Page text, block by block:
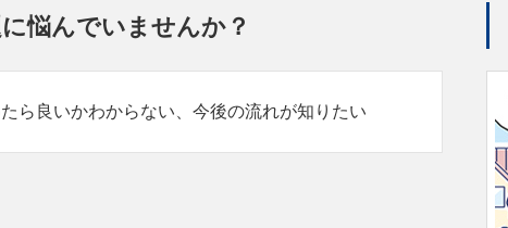
悩んでいませんか？
ら良いかわからない、今後の流れが知りたい